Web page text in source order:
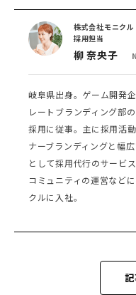
株式会社モニクル
採用担当
柳 奈央子
岐阜県出身。ゲーム開発
レートブランディング部
採用に従事。主に採用活
ナーブランディングと幅
として採用代行のサービ
コミュニティの運営など
クルに入社。